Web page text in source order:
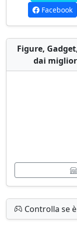
Facebook
Figure,
dai
Controlla se